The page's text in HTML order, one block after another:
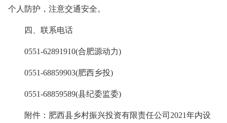
个人防护，注意交通安全。
四、联系电话
0551-62891910(合肥源动力)
0551-68859903(肥西乡投)
0551-68859589(县纪委监委)
附件：肥西县乡村振兴投资有限责任公司2021年内设